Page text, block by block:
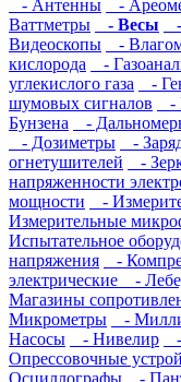
- Антенны
-
Ваттметры
- Весы
Видеоскопы
-
кислорода
-
углекислого газа
-
шумовых сигналов
-
Бунзена
-
- Дозиметры
-
огнетушителей
-
напряженности
мощности
-
Измерительные
Испытательное
напряжения
-
электрические
-
Магазины
Микрометры
-
Насосы
- Нивелир
Опрессовочные
Осциллографы
-